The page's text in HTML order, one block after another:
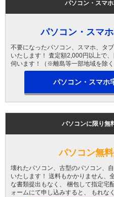
パソコン・スマ
パソコン・スマ
不要になったパソコン、スマホ、タ
いたします！ 査定額2,000円以上で
伺います！（※離島等一部地域を除く
パソコン・スマホ
パソコンに限り無
パソコン無
壊れたパソコン、古型のパソコン、
いたします！ 送料もかかりません、
な書類提出もなく、 梱包して指定宅
ォームにて申し込みすると、 もれな